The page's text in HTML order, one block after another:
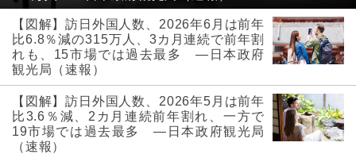
【図解】訪日外国人数、2026年6月は前年
比6.8％減の315万人、3カ月連続で前年割
れも、15市場では過去最多 ―日本政府
観光局（速報）
【図解】訪日外国人数、2026年5月は前年
比3.6％減、2カ月連続前年割れ、一方で
19市場では過去最多 ―日本政府観光局
（速報）